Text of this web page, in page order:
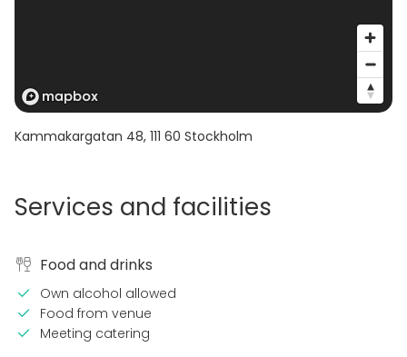
Kammakargatan 48, 111 60 Stockholm
Services and facilities
Food and drinks
Own alcohol allowed
Food from venue
Meeting catering